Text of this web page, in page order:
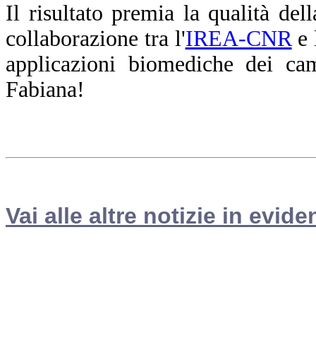
Il risultato premia la qualità
collaborazione tra l'IREA-CNRe
applicazioni biomediche dei
Fabiana!
Vai alle altre notizie in